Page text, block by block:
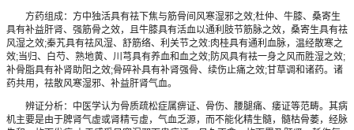
方药组成：方中独活具有祛下焦与筋骨间风寒湿邪之效;杜仲、牛膝、桑寄生
具有补益肝肾、强筋骨之效，且牛膝具有活血以通利肢节筋脉之效，桑寄生具有祛
风湿之效;秦艽具有祛风湿、舒筋络、利关节之效:肉桂具有通利血脉，温经散寒之
效;当归、白芍、熟地黄、川芎具有养血和血之效;防风具有袪一身之风而胜湿之效;
补骨脂具有补肾助阳之效;骨碎补具有补肾强骨、续伤止痛之效;甘草调和诸药。诸
药共用，祛散风寒湿邪、补益肝肾气血。
辨证分析：中医学认为骨质疏松症属痹证、骨伤、腰腿痛、痿证等范畴。其病
机主要是由于脾肾气虚或肾精亏虚，气血乏源，而不能化精生髓，髓枯骨萎，经脉